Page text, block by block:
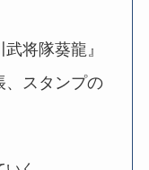
将隊葵龍』
、スタンプの